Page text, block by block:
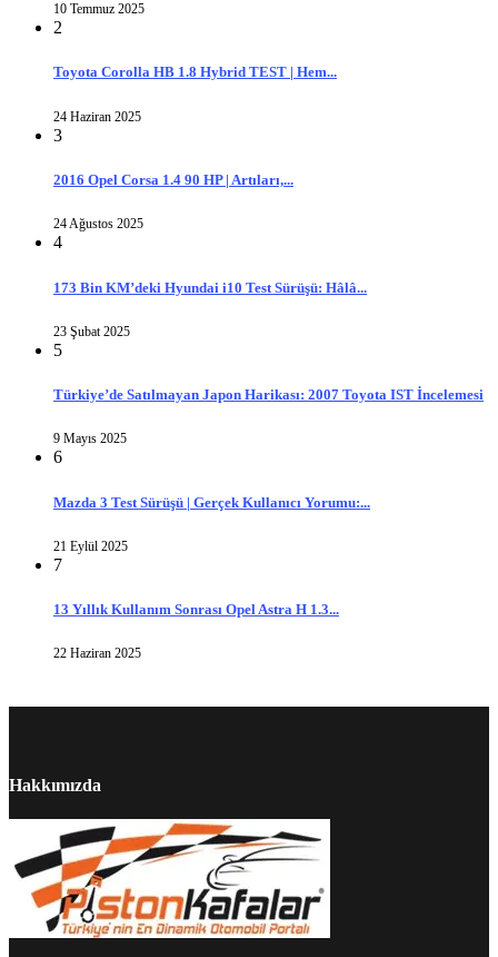
10 Temmuz 2025
2
Toyota Corolla HB 1.8 Hybrid TEST | Hem...
24 Haziran 2025
3
2016 Opel Corsa 1.4 90 HP | Artıları,...
24 Ağustos 2025
4
173 Bin KM’deki Hyundai i10 Test Sürüşü: Hâlâ...
23 Şubat 2025
5
Türkiye’de Satılmayan Japon Harikası: 2007 Toyota IST İncelemesi
9 Mayıs 2025
6
Mazda 3 Test Sürüşü | Gerçek Kullanıcı Yorumu:...
21 Eylül 2025
7
13 Yıllık Kullanım Sonrası Opel Astra H 1.3...
22 Haziran 2025
Hakkımızda